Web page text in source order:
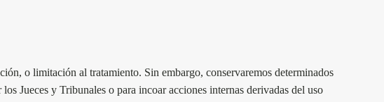
o limitación al tratamiento. Sin embargo, conservaremos determinados
Jueces y Tribunales o para incoar acciones internas derivadas del uso